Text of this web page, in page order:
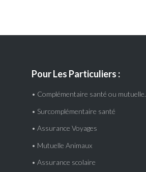
Pour Les Particuliers :
• Complémentaire santé ou mutuelle.
• Surcomplémentaire santé
• Assurance Voyages
• Mutuelle Animaux
• Assurance scolaire